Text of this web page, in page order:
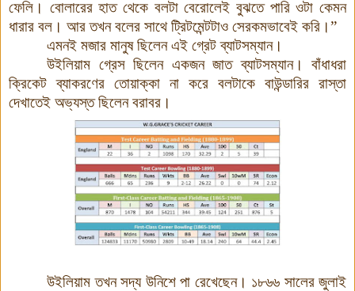
ফেলি। বোলারের হাত থেকে বলটা বেরোলেই বুঝতে পারি ওটা কেমন
ধারার বল। আর তখন বলের সাথে ট্রিটমেন্টটাও সেরকমভাবেই করি।”
এমনই মজার মানুষ ছিলেন এই গ্রেট ব্যাটসম্যান।
উইলিয়াম গ্রেস ছিলেন একজন জাত ব্যাটসম্যান। বাঁধাধরা
ক্রিকেট ব্যাকরণের তোয়াক্কা না করে বলটাকে বাউন্ডারির রাস্তা
দেখাতেই অভ্যস্ত ছিলেন বরাবর।
উইলিয়াম তখন সদ্য উনিশে পা রেখেছেন। ১৮৬৬ সালের জুলাই